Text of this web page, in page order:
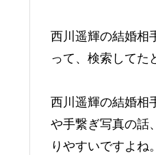
西川遥輝の結婚相
って、検索してた
西川遥輝の結婚相
や手繋ぎ写真の話
りやすいですよね。